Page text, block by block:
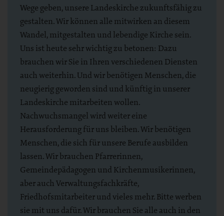
Wege geben, unsere Landeskirche zukunftsfähig zu
gestalten. Wir können alle mitwirken an diesem
Wandel, mitgestalten und lebendige Kirche sein.
Uns ist heute sehr wichtig zu betonen: Dazu
brauchen wir Sie in Ihren verschiedenen Diensten
auch weiterhin. Und wir benötigen Menschen, die
neugierig geworden sind und künftig in unserer
Landeskirche mitarbeiten wollen.
Nachwuchsmangel wird weiter eine
Herausforderung für uns bleiben. Wir benötigen
Menschen, die sich für unsere Berufe ausbilden
lassen. Wir brauchen Pfarrerinnen,
Gemeindepädagogen und Kirchenmusikerinnen,
aber auch Verwaltungsfachkräfte,
Friedhofsmitarbeiter und vieles mehr. Bitte werben
sie mit uns dafür. Wir brauchen Sie alle auch in den